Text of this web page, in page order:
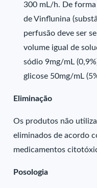
300 mL/h. De
de Vinflunina
perfusão deve ser
volume igual de
sódio 9mg/mL
glicose 50mg/mL
Eliminação
Os produtos não
eliminados de acordo
medicamentos
Posologia